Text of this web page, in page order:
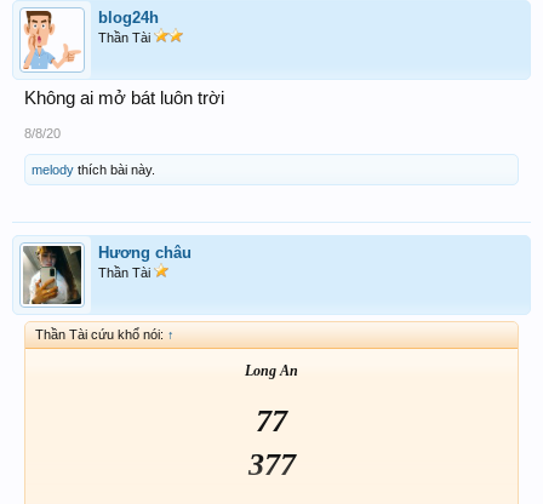
blog24h
Thần Tài
Không ai mở bát luôn trời
8/8/20
melody thích bài này.
Hương châu
Thần Tài
Thần Tài cứu khổ nói: ↑
Long An
77
377